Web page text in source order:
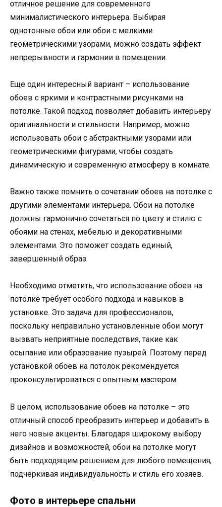
отличное решение для современного
минималистического интерьера. Выбирая
однотонные обои или обои с мелкими
геометрическими узорами, можно создать эффект
непрерывности и гармонии в помещении.
Еще один интересный вариант – использование
обоев с яркими и контрастными рисунками на
потолке. Такой подход позволяет добавить интерьеру
оригинальности и стильности. Например, можно
использовать обои с абстрактными узорами или
геометрическими фигурами, чтобы создать
динамическую и современную атмосферу в комнате.
Важно также помнить о сочетании обоев на потолке с
другими элементами интерьера. Обои на потолке
должны гармонично сочетаться по цвету и стилю с
обоями на стенах, мебелью и декоративными
элементами. Это поможет создать единый,
завершенный образ.
Необходимо отметить, что использование обоев на
потолке требует особого подхода и навыков в
установке. Это задача для профессионалов,
поскольку неправильно установленные обои могут
вызвать неприятные последствия, такие как
осыпание или образование пузырей. Поэтому перед
установкой обоев на потолок рекомендуется
проконсультироваться с опытным мастером.
В целом, использование обоев на потолке – это
отличный способ преобразить интерьер и добавить в
него новые акценты. Благодаря широкому выбору
дизайнов и возможностей, обои на потолке могут
быть подходящим решением для любого помещения,
подчеркивая индивидуальность и стиль его хозяев.
Фото в интерьере спальни